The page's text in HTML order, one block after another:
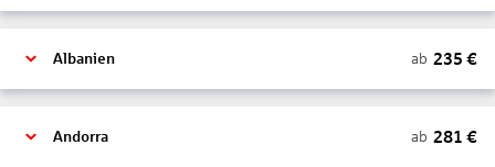
Albanien ab 235 €
Andorra ab 281 €